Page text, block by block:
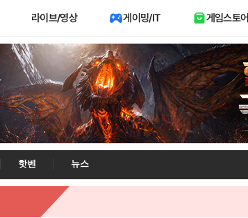
라이브/영상 게이밍/IT 게임스토어
핫벤
뉴스